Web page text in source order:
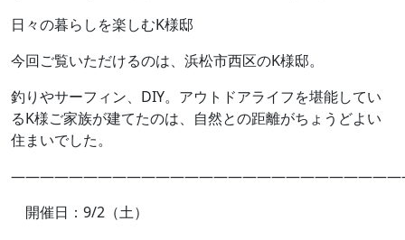
日々の暮らしを楽しむK様邸
今回ご覧いただけるのは、浜松市西区のK様邸。
釣りやサーフィン、DIY。アウトドアライフを堪能してい
るK様ご家族が建てたのは、自然との距離がちょうどよい
住まいでした。
開催日：9/2（土）